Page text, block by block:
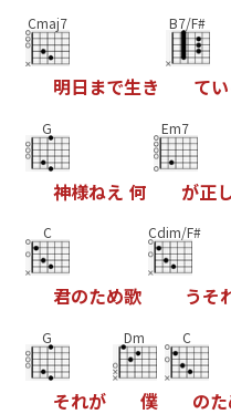
Cmaj7
明日 まで生き
B7/F#
てい
G
神様ねえ 何
Em7
が正
C
君のため歌
Cdim/F#
うそ
G
それが
Dm
僕
C
のた